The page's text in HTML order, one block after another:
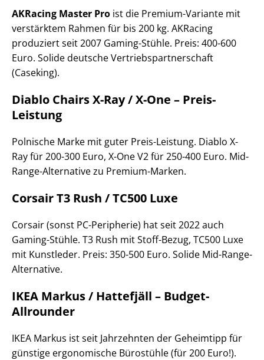
AKRacing Master Pro ist die Premium-Variante mit
verstärktem Rahmen für bis 200 kg. AKRacing
produziert seit 2007 Gaming-Stühle. Preis: 400-600
Euro. Solide deutsche Vertriebspartnerschaft
(Caseking).
Diablo Chairs X-Ray / X-One – Preis-
Leistung
Polnische Marke mit guter Preis-Leistung. Diablo X-
Ray für 200-300 Euro, X-One V2 für 250-400 Euro. Mid-
Range-Alternative zu Premium-Marken.
Corsair T3 Rush / TC500 Luxe
Corsair (sonst PC-Peripherie) hat seit 2022 auch
Gaming-Stühle. T3 Rush mit Stoff-Bezug, TC500 Luxe
mit Kunstleder. Preis: 350-500 Euro. Solide Mid-Range-
Alternative.
IKEA Markus / Hattefjäll – Budget-
Allrounder
IKEA Markus ist seit Jahrzehnten der Geheimtipp für
günstige ergonomische Bürostühle (für 200 Euro!).